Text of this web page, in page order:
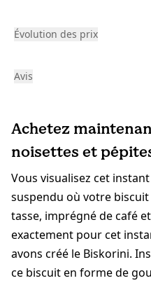
Évolution des prix
Avis
Achetez
noisettes et
Vous visualisez cet
suspendu où votre
tasse, imprégné de café
exactement pour cet
avons créé le Biskorini.
ce biscuit en forme de